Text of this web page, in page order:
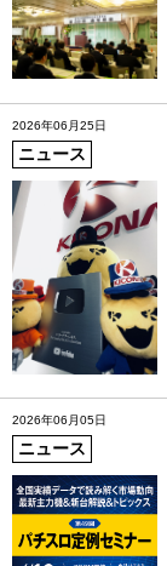
2026年06月25日
ニュース
2026年06月05日
ニュース